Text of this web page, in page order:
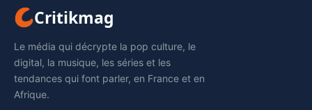
Critikmag
Le média qui décrypte la pop culture, le
digital, la musique, les séries et les
tendances qui font parler, en France et en
Afrique.